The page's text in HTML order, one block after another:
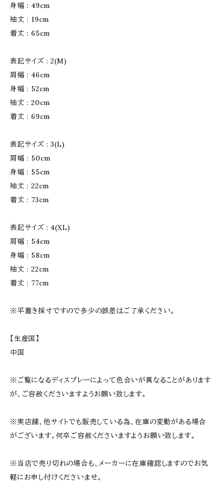
身幅 : 49cm
袖丈 : 19cm
着丈 : 65cm
表記サイズ : 2(M)
肩幅 : 46cm
身幅 : 52cm
袖丈 : 20cm
着丈 : 69cm
表記サイズ : 3(L)
肩幅 : 50cm
身幅 : 55cm
袖丈 : 22cm
着丈 : 73cm
表記サイズ : 4(XL)
肩幅 : 54cm
身幅 : 58cm
袖丈 : 22cm
着丈 : 77cm
※平置き採寸ですので多少の誤差はご了承ください。
【生産国】
中国
※ご覧になるディスプレーによって色合いが異なることがあります
が、ご容赦くださいますようお願い致します。
※実店舗、他サイトでも販売している為、在庫の変動がある場合
がございます。何卒ご容赦くださいますようお願い致します。
※当店で売り切れの場合も、メーカーに在庫確認しますのでお気
軽にお申し付けくださいませ。